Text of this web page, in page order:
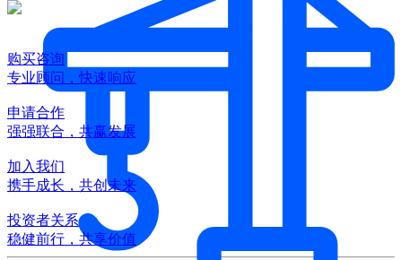
购买咨询
专业顾问，快速响应
申请合作
强强联合，共赢发展
加入我们
携手成长，共创未来
投资者关系
稳健前行，共享价值